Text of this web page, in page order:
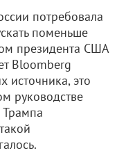
потребовала
поменьше
президента США
Bloomberg
источника, это
руководстве
Трампа